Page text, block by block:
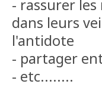
- rassurer
dans leurs
l'antidote
- partager
- etc........